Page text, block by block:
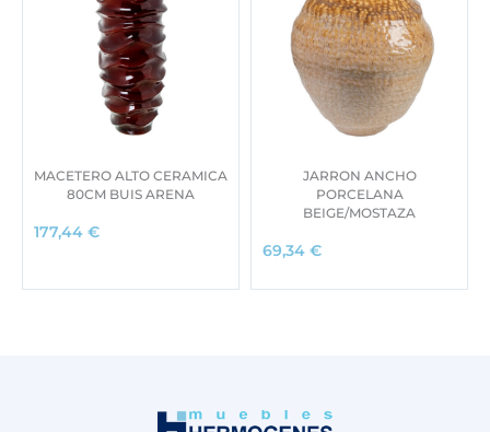
MACETERO ALTO CERAMICA
80CM BUIS ARENA
177,44 €
JARRON ANCHO
PORCELANA
BEIGE/MOSTAZA
69,34 €